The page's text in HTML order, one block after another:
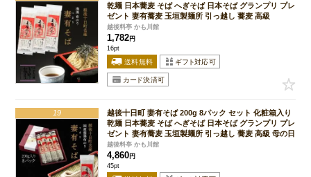
乾麺 日本蕎麦 そば へぎそば 日本そば グランプリ プレ
ゼント 妻有蕎麦 玉垣製麺所 引っ越し 蕎麦 高級
越後料亭 かも川館
1,782 円
16pt
19
越後十日町 妻有そば 200g 8パック セット 化粧箱入り
乾麺 日本蕎麦 そば へぎそば 日本そば グランプリ プレ
ゼント 妻有蕎麦 玉垣製麺所 引っ越し 蕎麦 高級 母の日
越後料亭 かも川館
4,860 円
45pt